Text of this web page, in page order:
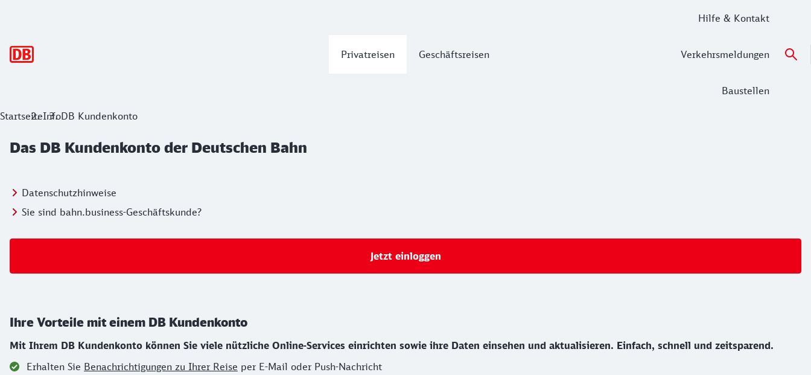
Privatreisen Geschäftsreisen
Hilfe & Kontakt
Verkehrsmeldungen
Baustellen
Das DB Kundenkonto der Deutschen Bahn
StartseiteInfoDB Kundenkonto
Das DB Kundenkonto der Deutschen Bahn
Datenschutzhinweise
Sie sind bahn.business-Geschäftskunde?
Jetzt einloggen
Ihre Vorteile mit einem DB Kundenkonto
Mit Ihrem DB Kundenkonto können Sie viele nützliche Online-Services einrichten sowie ihre Daten einsehen und aktualisieren. Einfach, schnell und zeitsparend.
Erhalten Sie Benachrichtigungen zu Ihrer Reise per E-Mail oder Push-Nachricht